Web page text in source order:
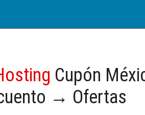
Cupón
→ Ofertas